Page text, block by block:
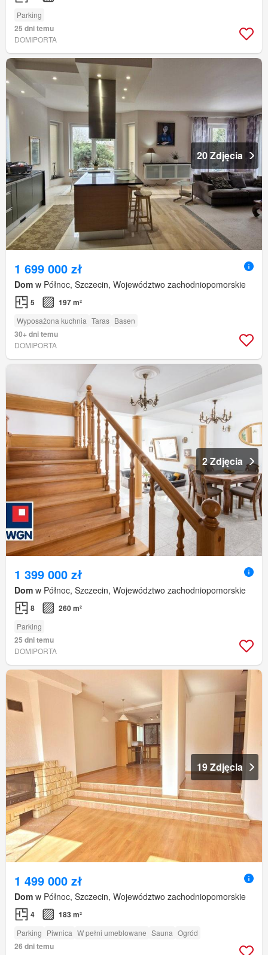
Parking
25 dni temu
DOMIPORTA
20 Zdjęcia
1 699 000 zł
Dom w Północ, Szczecin, Województwo zachodniopomorskie
5 197 m²
Wyposażona kuchnia Taras Basen
30+ dni temu
DOMIPORTA
2 Zdjęcia
1 399 000 zł
Dom w Północ, Szczecin, Województwo zachodniopomorskie
8 260 m²
Parking
25 dni temu
DOMIPORTA
19 Zdjęcia
1 499 000 zł
Dom w Północ, Szczecin, Województwo zachodniopomorskie
4 183 m²
Parking Piwnica W pełni umeblowane Sauna Ogród
26 dni temu